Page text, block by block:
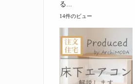
る...
14件のビュー